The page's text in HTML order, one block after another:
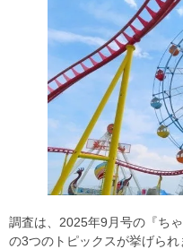
調査は、2025年9月号の『ち
の3つのトピックスが挙げられ